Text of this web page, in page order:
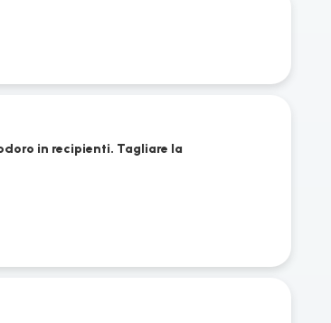
in recipienti. Tagliare la